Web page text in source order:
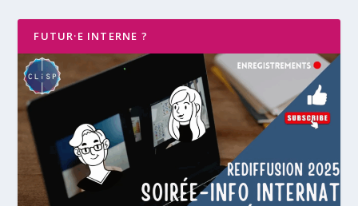
FUTUR·E INTERNE ?